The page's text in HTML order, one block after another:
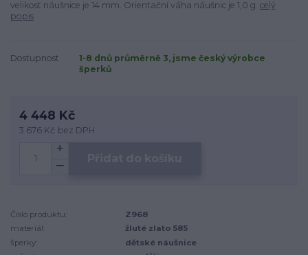
velikost náušnice je 14 mm. Orientační váha náušnic je 1,0 g. celý
popis
Dostupnost
1-8 dnů průměrně 3, jsme český výrobce
šperků
4 448 Kč
3 676 Kč bez DPH
Číslo produktu:
Z968
materiál:
žluté zlato 585
šperky:
dětské náušnice